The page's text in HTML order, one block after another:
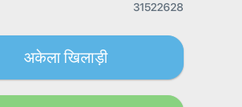
31522628
अकेला खिलाड़ी